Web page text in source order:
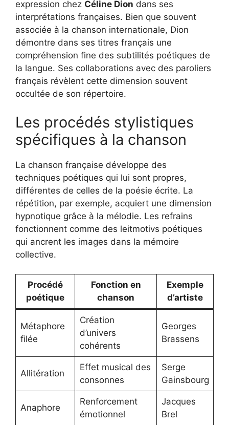
expression chez Céline Dion dans ses
interprétations françaises. Bien que souvent
associée à la chanson internationale, Dion
démontre dans ses titres français une
compréhension fine des subtilités poétiques de
la langue. Ses collaborations avec des paroliers
français révèlent cette dimension souvent
occultée de son répertoire.
Les procédés stylistiques
spécifiques à la chanson
La chanson française développe des
techniques poétiques qui lui sont propres,
différentes de celles de la poésie écrite. La
répétition, par exemple, acquiert une dimension
hypnotique grâce à la mélodie. Les refrains
fonctionnent comme des leitmotivs poétiques
qui ancrent les images dans la mémoire
collective.
Procédé
poétique
Fonction en
chanson
Exemple
d’artiste
Métaphore
filée
Création
d’univers
cohérents
Georges
Brassens
Allitération
Effet musical des
consonnes
Serge
Gainsbourg
Anaphore
Renforcement
émotionnel
Jacques
Brel